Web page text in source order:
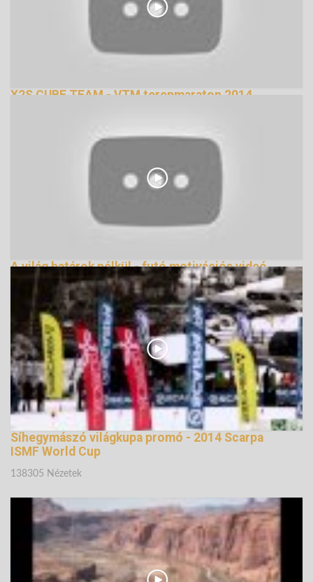
X2S CUBE TEAM - VTM terepmaraton 2014
A világ határok nélkül - futó motivációs videó
162080 Nézetek
Síhegymászó világkupa promó - 2014 Scarpa
ISMF World Cup
138305 Nézetek